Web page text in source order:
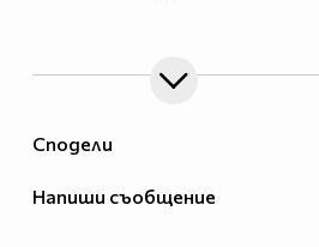
Сподели
Напиши съобщение